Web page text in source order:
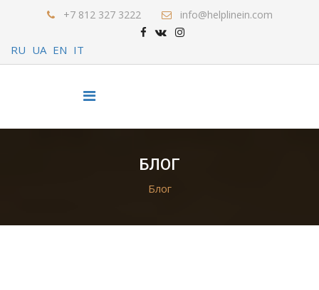
+7 812 327 3222 info@helplinein.com
RU UA EN IT
БЛОГ
Блог